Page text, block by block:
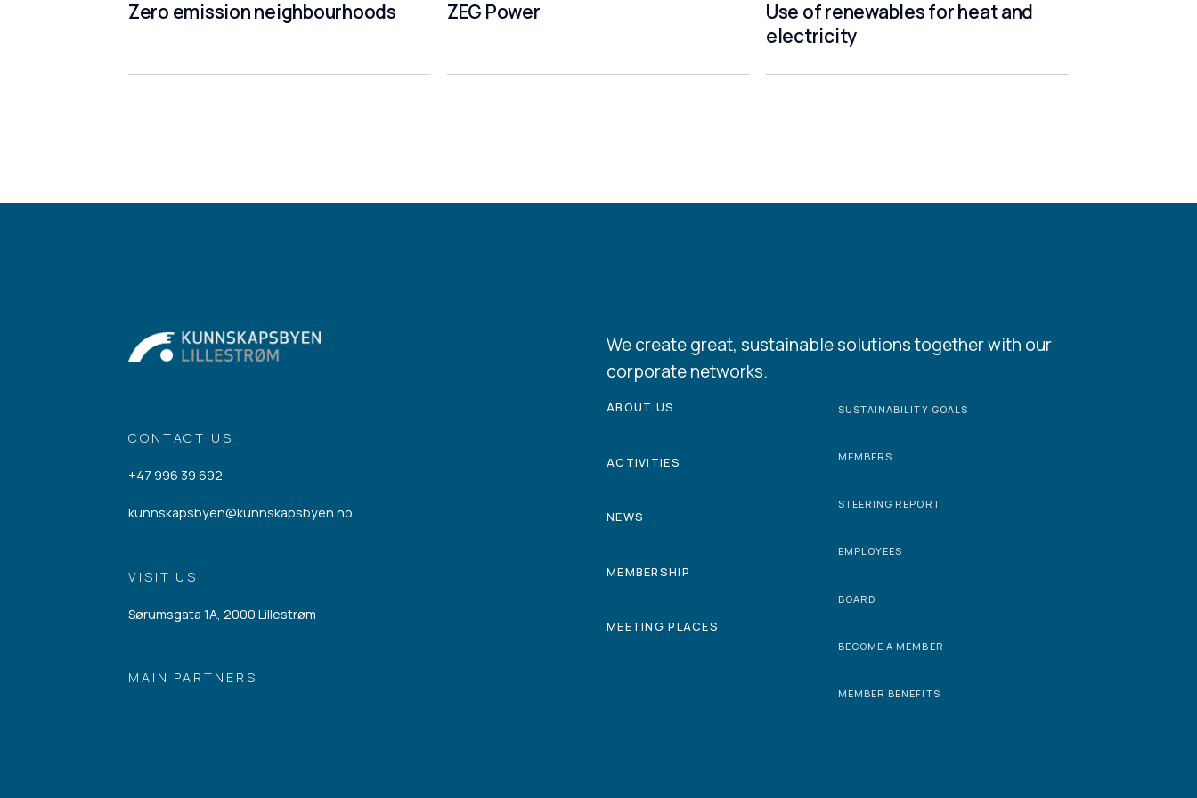
Zero emission neighbourhoods ZEG Power
Use of renewables for heat and
electricity
CONTACT US
+47 996 39 692
kunnskapsbyen@kunnskapsbyen.no
VISIT US
Sørumsgata 1A, 2000 Lillestrøm
MAIN PARTNERS
We create great, sustainable solutions together with our
corporate networks.
ABOUT US
ACTIVITIES
NEWS
MEMBERSHIP
MEETING PLACES
SUSTAINABILITY GOALS
MEMBERS
STEERING REPORT
EMPLOYEES
BOARD
BECOME A MEMBER
MEMBER BENEFITS